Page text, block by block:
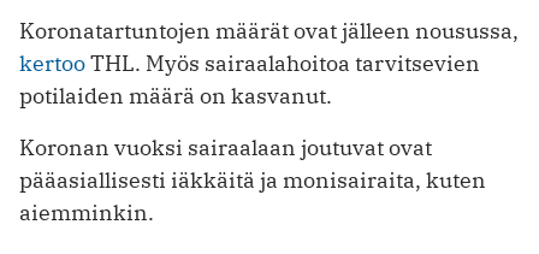
Koronatartuntojen määrät ovat jälleen nousussa,
kertooTHL. Myös sairaalahoitoa tarvitsevien
potilaiden määrä on kasvanut.
Koronan vuoksi sairaalaan joutuvat ovat
pääasiallisesti iäkkäitä ja monisairaita, kuten
aiemminkin.